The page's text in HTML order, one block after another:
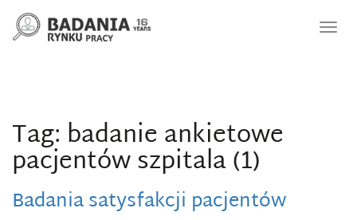
Tag: badanie ankietowe
pacjentów szpitala (1)
Badania satysfakcji pacjentów